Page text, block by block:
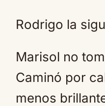
Rodrigo la
Marisol no
Caminó por
menos